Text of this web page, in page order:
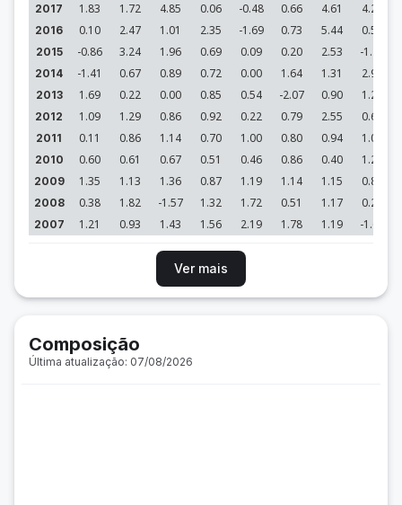
2017 1.83 1.72 4.85 0.06 -0.48 0.66 4.61 4.20
2016 0.10 2.47 1.01 2.35 -1.69 0.73 5.44 0.59
2015 -0.86 3.24 1.96 0.69 0.09 0.20 2.53 -1.45
2014 -1.41 0.67 0.89 0.72 0.00 1.64 1.31 2.98
2013 1.69 0.22 0.00 0.85 0.54 -2.07 0.90 1.29
2012 1.09 1.29 0.86 0.92 0.22 0.79 2.55 0.62
2011 0.11 0.86 1.14 0.70 1.00 0.80 0.94 1.06
2010 0.60 0.61 0.67 0.51 0.46 0.86 0.40 1.22
2009 1.35 1.13 1.36 0.87 1.19 1.14 1.15 0.84
2008 0.38 1.82 -1.57 1.32 1.72 0.51 1.17 0.27
2007 1.21 0.93 1.43 1.56 2.19 1.78 1.19 -1.60
Ver mais
Composição
Última atualização: 07/08/2026